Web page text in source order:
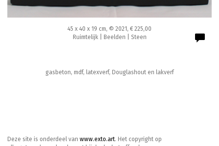
45 x 40 x 19 cm, © 2021, € 225,00
Ruimtelijk | Beelden | Steen
gasbeton, mdf, latexverf, Douglashout en lakverf
Deze site is onderdeel van www.exto.art. Het copyright op